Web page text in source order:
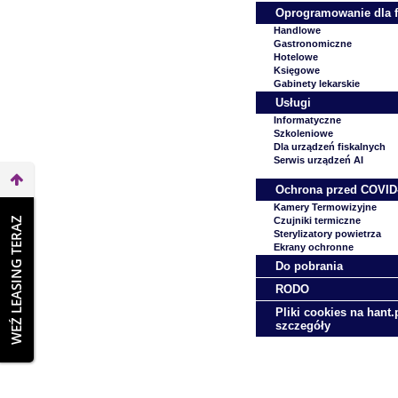
Oprogramowanie dla
Handlowe
Gastronomiczne
Hotelowe
Księgowe
Gabinety lekarskie
Usługi
Informatyczne
Szkoleniowe
Dla urządzeń fiskalnych
Serwis urządzeń AI
Ochrona przed
Kamery Termowizyjne
Czujniki termiczne
Sterylizatory powietrza
Ekrany ochronne
Do pobrania
RODO
Pliki cookies na
szczegóły
WEŹ LEASING TERAZ